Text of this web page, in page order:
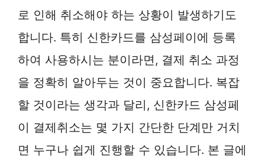
로 인해 취소해야 하는 상황이 발생하기도
합니다. 특히 신한카드를 삼성페이에 등록
하여 사용하시는 분이라면, 결제 취소 과정
을 정확히 알아두는 것이 중요합니다. 복잡
할 것이라는 생각과 달리, 신한카드 삼성페
이 결제취소는 몇 가지 간단한 단계만 거치
면 누구나 쉽게 진행할 수 있습니다. 본 글에